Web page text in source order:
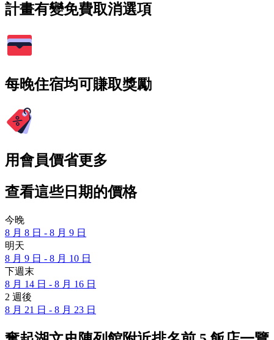
計畫有變免費取消選項
每晚住宿均可賺取獎勵
用會員價省更多
查看這些日期的價格
今晚
8 月 8 日 - 8 月 9 日
明天
8 月 9 日 - 8 月 10 日
下週末
8 月 14 日 - 8 月 16 日
2 週後
8 月 21 日 - 8 月 23 日